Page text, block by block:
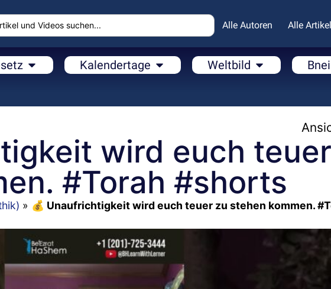
Alle Autoren Alle Artikel
Kalendertage Weltbild
wird euch
#Torah #shorts
» 💰 Unaufrichtigkeit wird euch teuer zu stehen kommen.